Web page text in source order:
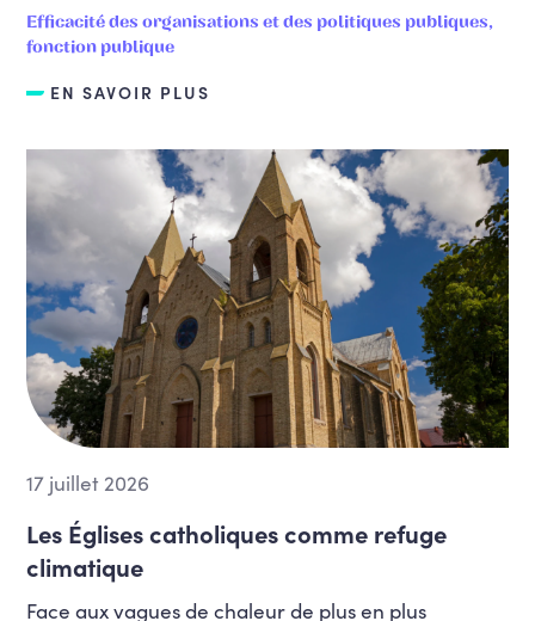
Efficacité des organisations et des politiques publiques,
fonction publique
EN SAVOIR PLUS
17 juillet 2026
Les Églises catholiques comme refuge
climatique
Face aux vagues de chaleur de plus en plus